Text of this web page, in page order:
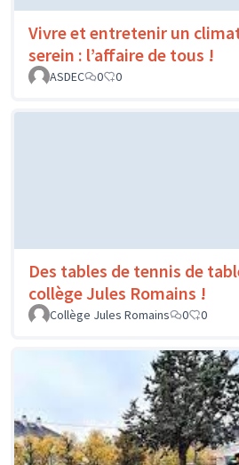
Vivre et entretenir un
serein : l’affaire de tous !
ASDEC
0 0
Des tables de tennis de
collège Jules Romains !
Collège Jules Romains
0 0